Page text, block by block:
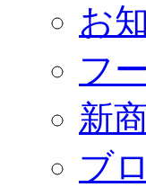
お
フ
新
ブ